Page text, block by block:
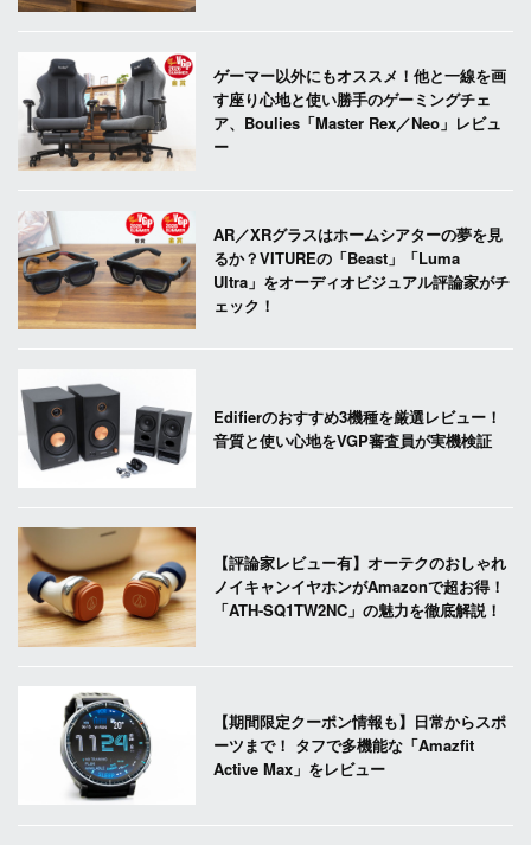
ゲーマー以外にもオススメ！他と一線を画
す座り心地と使い勝手のゲーミングチェ
ア、Boulies「Master Rex／Neo」レビュ
ー
AR／XRグラスはホームシアターの夢を見
るか？VITUREの「Beast」「Luma
Ultra」をオーディオビジュアル評論家がチ
ェック！
Edifierのおすすめ3機種を厳選レビュー！
音質と使い心地をVGP審査員が実機検証
【評論家レビュー有】オーテクのおしゃれ
ノイキャンイヤホンがAmazonで超お得！
「ATH-SQ1TW2NC」の魅力を徹底解説！
【期間限定クーポン情報も】日常からスポ
ーツまで！ タフで多機能な「Amazfit
Active Max」をレビュー